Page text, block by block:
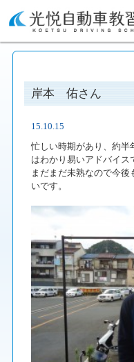
岸本 佑さん
15.10.15
忙しい時期があり、約半
はわかり易いアドバイス
まだまだ未熟なので今
いです。